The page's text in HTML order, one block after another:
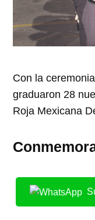
Con la
graduaron 28
Roja Mexicana